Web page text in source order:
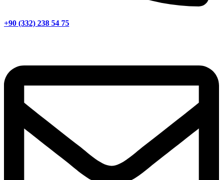
+90 (332) 238 54 75